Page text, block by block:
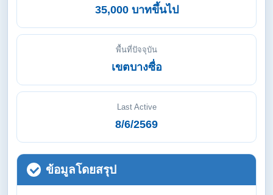
35,000 บาทขึ้นไป
พื้นที่ปัจจุบัน
เขตบางซื่อ
Last Active
8/6/2569
ข้อมูลโดยสรุป